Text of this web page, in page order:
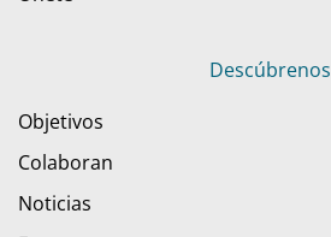
Descúbrenos
Objetivos
Colaboran
Noticias